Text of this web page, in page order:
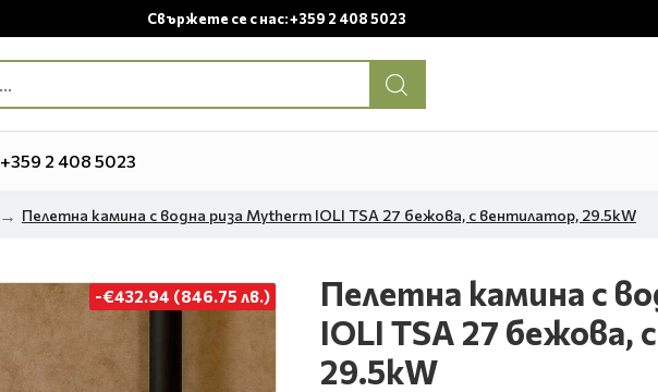
Свържете се с нас: +359 2 408 5023
+359 2 408 5023
Пелетна камина с водна риза Mytherm IOLI TSA 27 бежова, с вентилатор, 29.5kW
-€432.94 (846.75 лв.)
Пелетна камина с
IOLI TSA 27 бежова,
29.5kW